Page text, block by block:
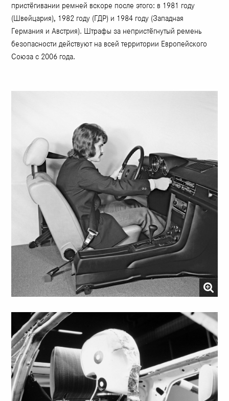
пристёгивании ремней вскоре после этого: в 1981 году
(Швейцария), 1982 году (ГДР) и 1984 году (Западная
Германия и Австрия). Штрафы за непристёгнутый ремень
безопасности действуют на всей территории Европейского
Союза с 2006 года.